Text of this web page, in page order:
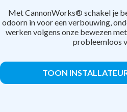
Met CannonWorks® schakel je
odoorn in voor een verbouwing,
werken volgens onze bewezen
probleemloos
TOON